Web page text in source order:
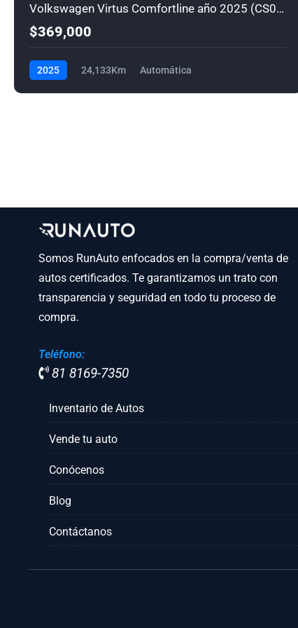
Volkswagen Virtus Comfortline año 2025 (CS0306)
$369,000
2025 24,133Km Automática
Somos RunAuto enfocados en la compra/venta de
autos certificados. Te garantizamos un trato con
transparencia y seguridad en todo tu proceso de
compra.
Teléfono:
81 8169-7350
Inventario de Autos
Vende tu auto
Conócenos
Blog
Contáctanos